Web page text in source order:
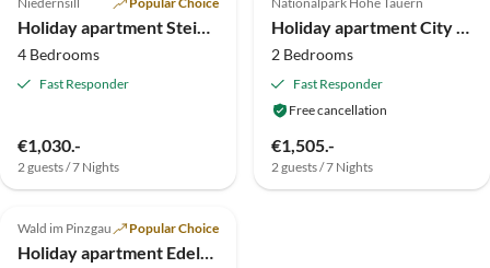
4 Bedrooms
Fast Responder
€1,030.-
2 guests / 7 Nights
2 Bedrooms
Fast Responder
Free cancellation
€1,505.-
2 guests / 7 Nights
Wald im Pinzgau Popular Choice